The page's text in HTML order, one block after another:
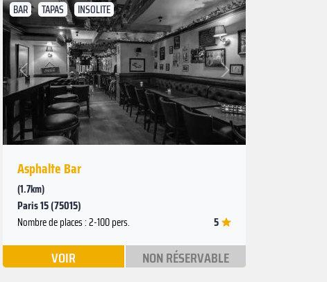
BAR TAPAS INSOLITE
Précédent
Suivant
Asphalte Bar
(1.7km)
Paris 15 (75015)
Nombre de places : 2-100 pers. 5
VOIR NON RÉSERVABLE